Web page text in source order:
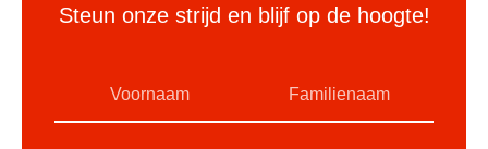
Steun onze strijd en blijf op de hoogte!